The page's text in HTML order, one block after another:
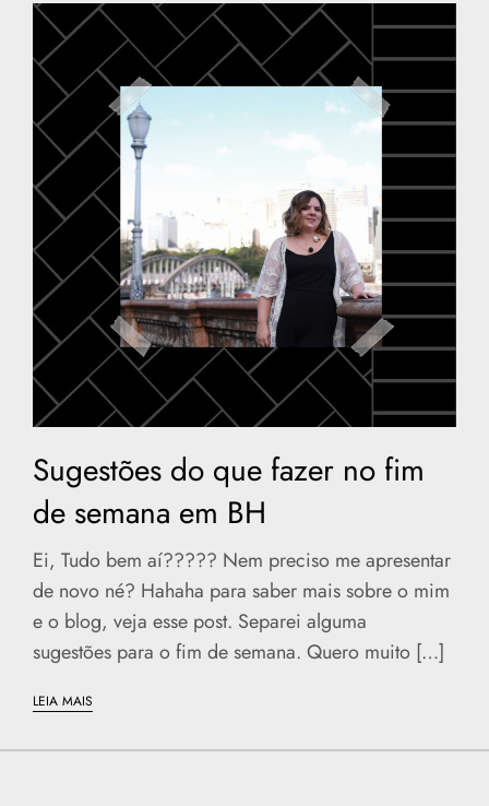
Sugestões do que fazer no fim
de semana em BH
Ei, Tudo bem aí????? Nem preciso me apresentar
de novo né? Hahaha para saber mais sobre o mim
e o blog, veja esse post. Separei alguma
sugestões para o fim de semana. Quero muito […]
LEIA MAIS